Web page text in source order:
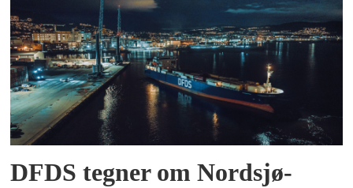
DFDS tegner om Nordsjø-